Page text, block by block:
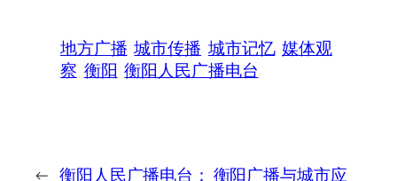
地方广播 城市传播 城市记忆 媒体观
察 衡阳 衡阳人民广播电台
← 衡阳人民广播电台： 衡阳广播与城市应